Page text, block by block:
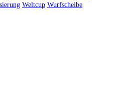
Weltcup Wurfscheibe